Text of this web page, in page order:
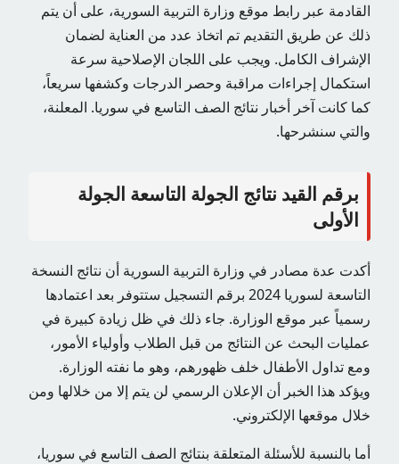
القادمة عبر رابط موقع وزارة التربية السورية، على أن يتم
ذلك عن طريق التقديم تم اتخاذ عدد من العناية لضمان
الإشراف الكامل. ويجب على اللجان الإصلاحية سرعة
استكمال إجراءات مراقبة وحصر الدرجات وكشفها سريعاً،
كما كانت آخر أخبار نتائج الصف التاسع في سوريا. المعلنة،
والتي سنشرحها.
برقم القيد نتائج الجولة التاسعة الجولة
الأولى
أكدت عدة مصادر في وزارة التربية السورية أن نتائج النسخة
التاسعة لسوريا 2024 برقم التسجيل ستتوفر بعد اعتمادها
رسمياً عبر موقع الوزارة. جاء ذلك في ظل زيادة كبيرة في
عمليات البحث عن النتائج من قبل الطلاب وأولياء الأمور،
ومع تداول الأطفال خلف ظهورهم، وهو ما نفته الوزارة.
ويؤكد هذا الخبر أن الإعلان الرسمي لن يتم إلا من خلالها ومن
خلال موقعها الإلكتروني.
أما بالنسبة للأسئلة المتعلقة بنتائج الصف التاسع في سوريا،